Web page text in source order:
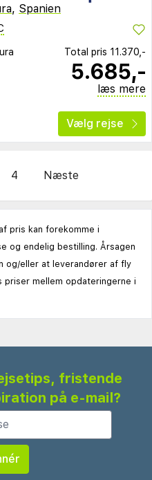
, Spanien
Total pris 11.370,-
5.685,-
læs mere
Vælg rejse
4 Næste
pris kan forekomme i
og endelig bestilling. Årsagen
og/eller at leverandører af fly
mellem opdateringerne i
fristende
på e-mail?